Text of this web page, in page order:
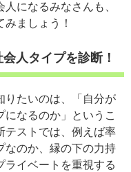
になるみなさんも、
ましょう！
人タイプを診断！
りたいのは、「自分が
なるのか」というこ
テストでは、例えば率
なのか、縁の下の力持
ライベートを重視する